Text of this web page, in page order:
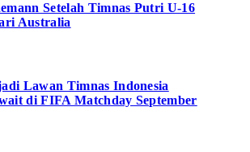
Setelah Timnas Putri U-16
Australia
Lawan Timnas Indonesia
di FIFA Matchday September